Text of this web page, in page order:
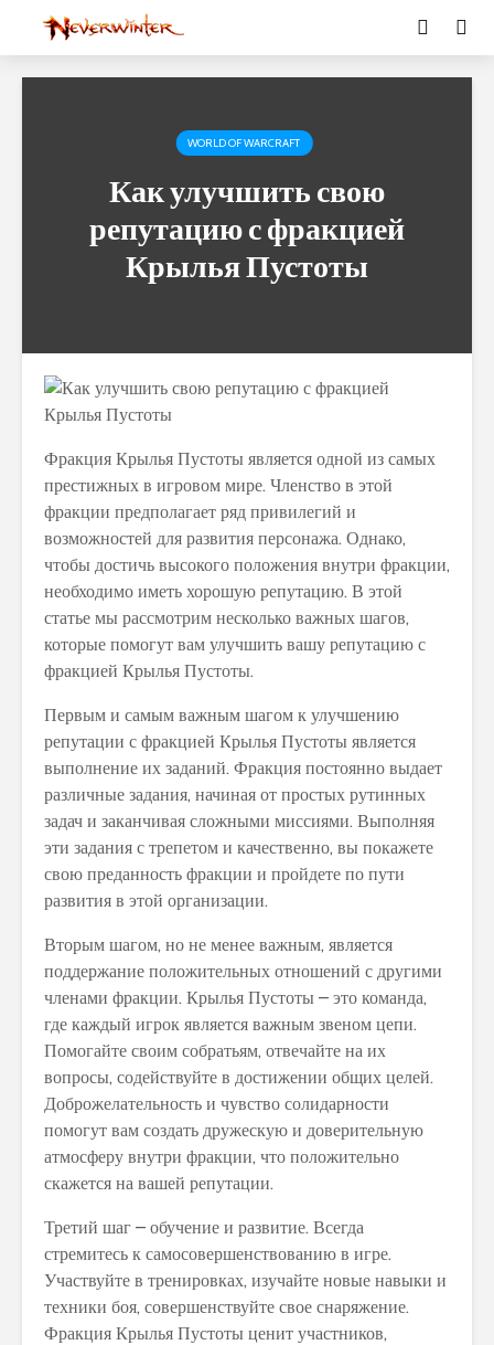
WORLD OF WARCRAFT
Как улучшить свою
репутацию с фракцией
Крылья Пустоты
Фракция Крылья Пустоты является одной из самых
престижных в игровом мире. Членство в этой
фракции предполагает ряд привилегий и
возможностей для развития персонажа. Однако,
чтобы достичь высокого положения внутри фракции,
необходимо иметь хорошую репутацию. В этой
статье мы рассмотрим несколько важных шагов,
которые помогут вам улучшить вашу репутацию с
фракцией Крылья Пустоты.
Первым и самым важным шагом к улучшению
репутации с фракцией Крылья Пустоты является
выполнение их заданий. Фракция постоянно выдает
различные задания, начиная от простых рутинных
задач и заканчивая сложными миссиями. Выполняя
эти задания с трепетом и качественно, вы покажете
свою преданность фракции и пройдете по пути
развития в этой организации.
Вторым шагом, но не менее важным, является
поддержание положительных отношений с другими
членами фракции. Крылья Пустоты – это команда,
где каждый игрок является важным звеном цепи.
Помогайте своим собратьям, отвечайте на их
вопросы, содействуйте в достижении общих целей.
Доброжелательность и чувство солидарности
помогут вам создать дружескую и доверительную
атмосферу внутри фракции, что положительно
скажется на вашей репутации.
Третий шаг – обучение и развитие. Всегда
стремитесь к самосовершенствованию в игре.
Участвуйте в тренировках, изучайте новые навыки и
техники боя, совершенствуйте свое снаряжение.
Фракция Крылья Пустоты ценит участников,